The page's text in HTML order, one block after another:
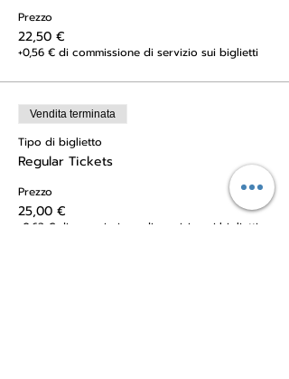
Prezzo
22,50 €
+0,56 € di commissione di servizio sui biglietti
Vendita terminata
Tipo di biglietto
Regular Tickets
Prezzo
25,00 €
+0,63 € di commissione di servizio sui biglietti